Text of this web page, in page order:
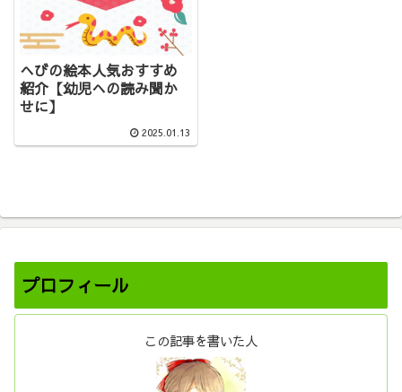
へびの絵本人気おすすめ
紹介【幼児への読み聞か
せに】
2025.01.13
プロフィール
この記事を書いた人